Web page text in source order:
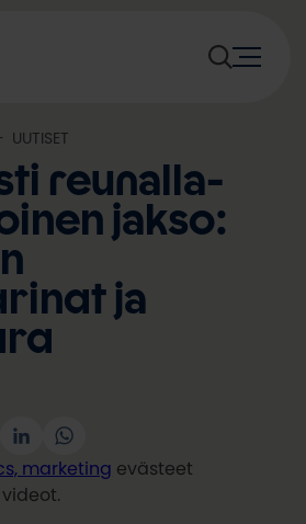
UUTISET
reunalla-
jakso:
ja
LinkedInWhatsApp
marketing evästeet